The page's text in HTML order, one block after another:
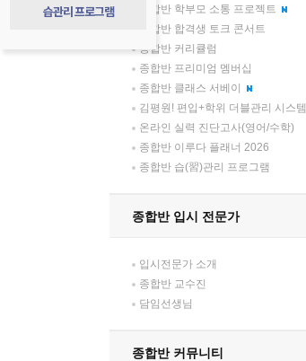
습관리 프로그램
종합반 학부모 소통 프로젝트
종합반 합격생 토크 콘서트
종합반 커리큘럼
종합반 프리미엄 멤버십
종합반 클래스 서베이
김평원! 편입+학위 더블관리 시스템
온라인 실력 진단고사(영어/수학)
종합반 이루다 플래너 2026
종합반 습(習)관리 프로그램
종합반 입시 전문가
입시전문가 소개
종합반 교수진
담임선생님
종합반 커뮤니티